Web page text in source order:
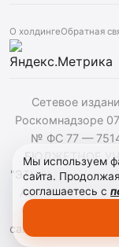
О холдингеОбратная
Сетевое
Роскомнадзоре
№ ФС 77 —
БЮДЖЕТНОЕ
Аврумов Моисей
сайта активная
Мы используем
сайта.
соглашаетесь с